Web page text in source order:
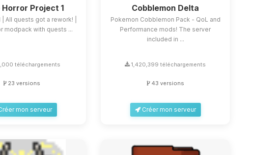
Horror Project 1
| All quests got a rework! |
modpack with quests ...
téléchargements
23 versions
mon serveur
Cobblemon Delta
Pokemon Cobblemon Pack - QoL and
Performance mods! The server
included in ...
1,420,399 téléchargements
43 versions
Créer mon serveur